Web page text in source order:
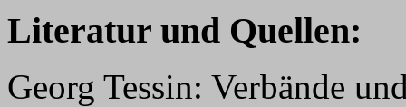
Literatur und Quellen:
Georg Tessin: Verbände